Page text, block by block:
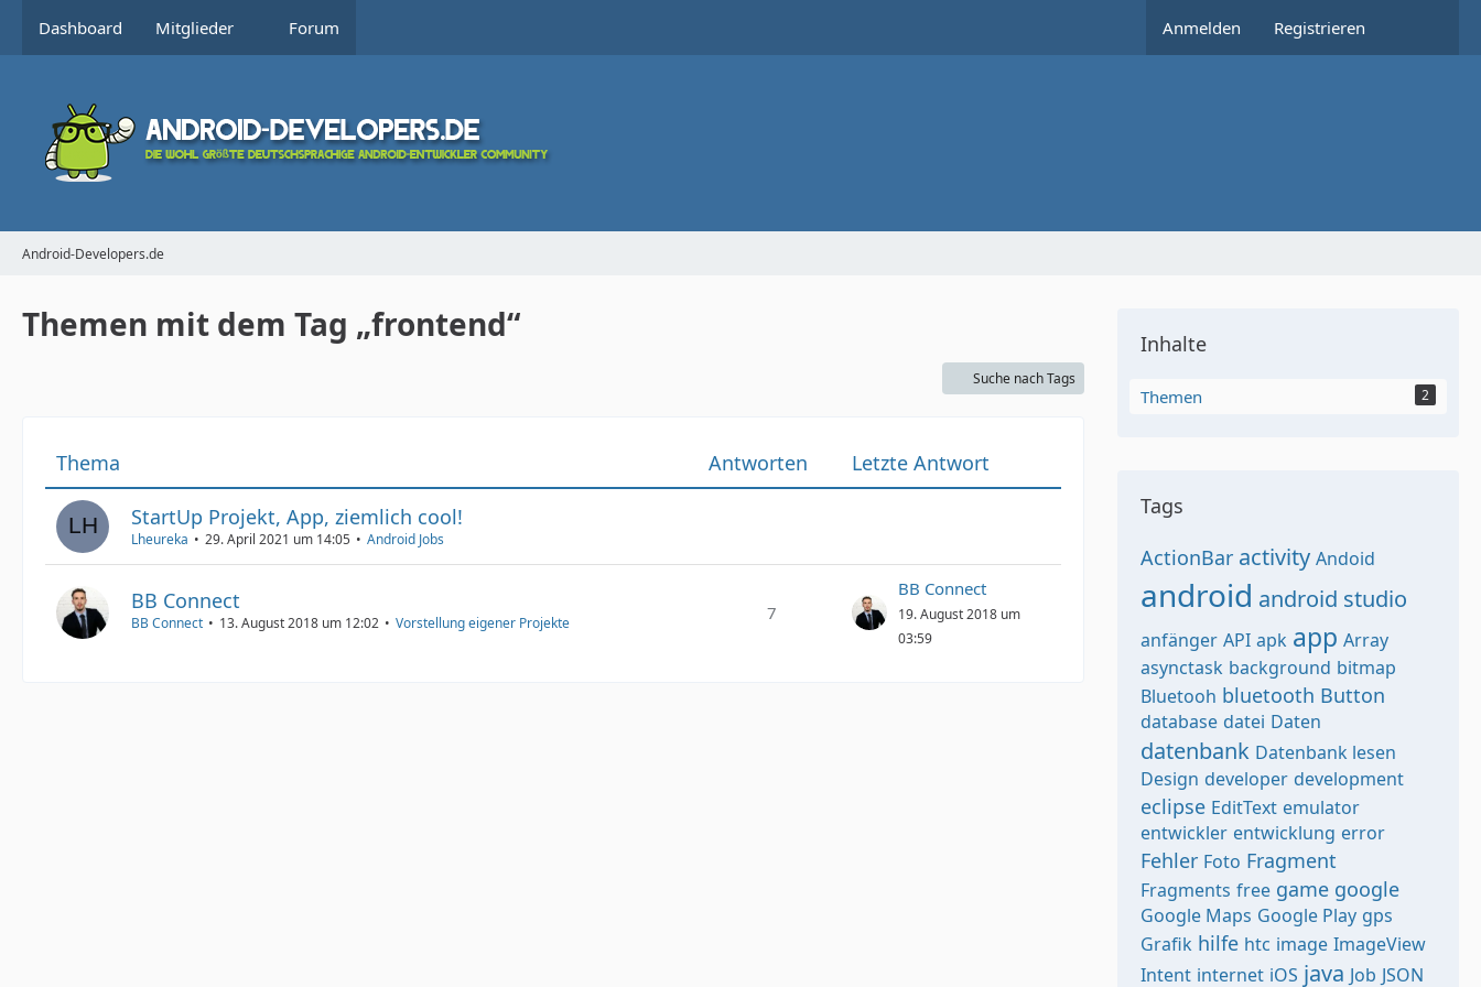
Dashboard Mitglieder Forum Anmelden Registrieren
Android-Developers.de
Themen mit dem Tag „frontend“
Suche nach Tags
Thema Antworten Letzte Antwort
StartUp Projekt, App, ziemlich cool!
Lheureka 29. April 2021 um 14:05 Android Jobs
BB Connect
BB Connect 13. August 2018 um 12:02 Vorstellung eigener Projekte 7
BB Connect
19. August 2018 um
03:59
Inhalte
Themen 2
Tags
ActionBar activity Andoid
android android studio
anfänger API apk app Array
asynctask background bitmap
Bluetooh bluetooth Button
database datei Daten
datenbank Datenbank lesen
Design developer development
eclipse EditText emulator
entwickler entwicklung error
Fehler Foto Fragment
Fragments free game google
Google Maps Google Play gps
Grafik hilfe htc image ImageView
Intent internet iOS java Job JSON